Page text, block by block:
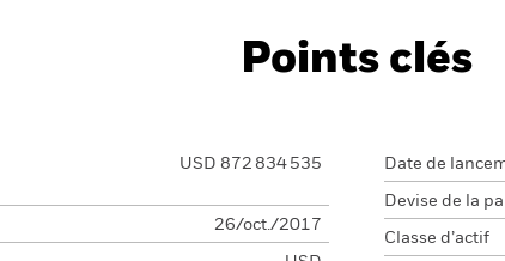
Points clés
USD 872 834 535
26/oct./2017
Date de
Devise de la
Classe d’actif